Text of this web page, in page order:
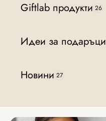
Giftlab продукти 26
Идеи за подаръци
Новини 27